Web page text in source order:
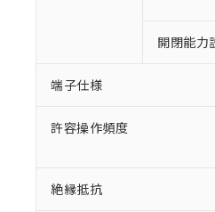
開閉能力
端子仕様
許容操作頻度
絶縁抵抗